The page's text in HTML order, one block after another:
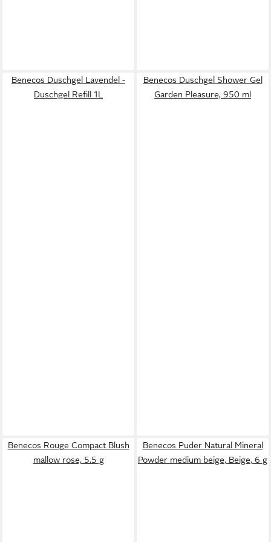
Benecos Duschgel Lavendel -
Duschgel Refill 1L
Benecos Duschgel Shower Gel
Garden Pleasure, 950 ml
Benecos Rouge Compact Blush
mallow rose, 5.5 g
Benecos Puder Natural Mineral
Powder medium beige, Beige, 6 g